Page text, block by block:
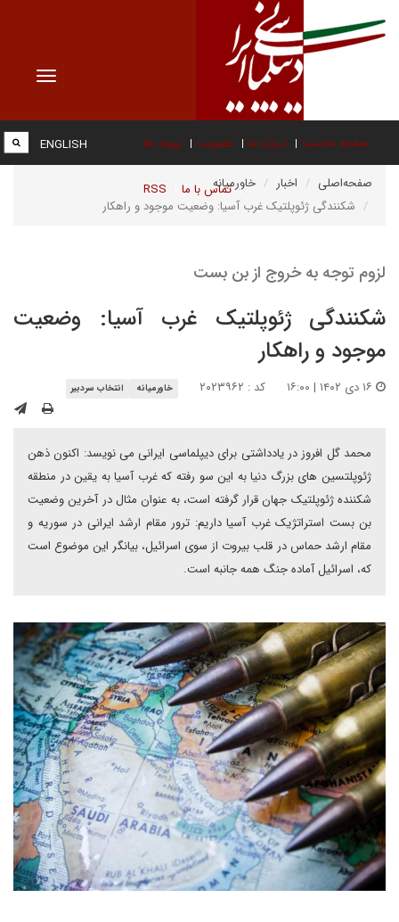
Toggle
صفحه نخست درباره ما عضویت پیوند ها
تماس با ما RSS
ENGLISH
صفحه‌اصلی اخبار
خاورمیانه
شکنندگی ژئوپلتیک غرب آسیا: وضعیت موجود و راهکار
لزوم توجه به خروج از بن بست
شکنندگی ژئوپلتیک غرب آسیا: وضعیت
موجود و راهکار
کد : ۲۰۲۳۹۶۲ خاورمیانه انتخاب سردبیر
محمد گل افروز در یادداشتی برای دیپلماسی ایرانی می نویسد: اکنون ذهن
ژئوپلتسین های بزرگ دنیا به این سو رفته که غرب آسیا به یقین در منطقه
شکننده ژئوپلتیک جهان قرار گرفته است، به عنوان مثال در آخرین وضعیت
بن بست استراتژیک غرب آسیا داریم: ترور مقام ارشد ایرانی در سوریه و
مقام ارشد حماس در قلب بیروت از سوی اسرائیل، بیانگر این موضوع است
که، اسرائیل آماده جنگ همه جانبه است.